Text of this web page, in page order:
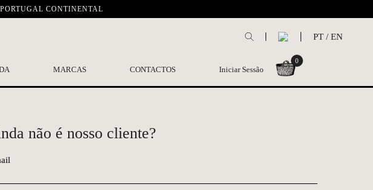
CONTINENTAL
PT / EN
MARCAS CONTACTOS Iniciar Sessão
0
não é nosso cliente?